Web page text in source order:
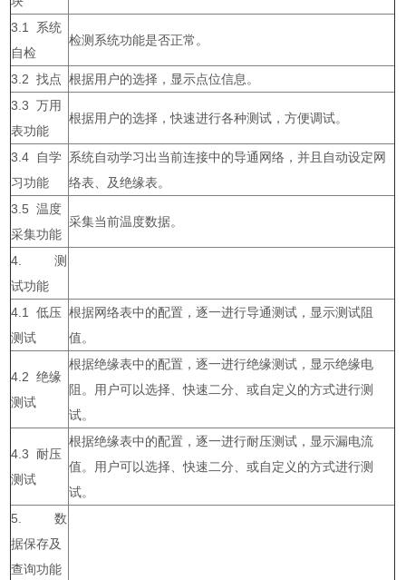
3.1 系统
自检
检测系统功能是否正常。
3.2 找点 根据用户的选择，显示点位信息。
3.3 万用
表功能
根据用户的选择，快速进行各种测试，方便调试。
3.4 自学
习功能
系统自动学习出当前连接中的导通网络，并且自动设定网
络表、及绝缘表。
3.5 温度
采集功能
采集当前温度数据。
4. 测
试功能
4.1 低压
测试
根据网络表中的配置，逐一进行导通测试，显示测试阻
值。
4.2 绝缘
测试
根据绝缘表中的配置，逐一进行绝缘测试，显示绝缘电
阻。用户可以选择、快速二分、或自定义的方式进行测
试。
4.3 耐压
测试
根据绝缘表中的配置，逐一进行耐压测试，显示漏电流
值。用户可以选择、快速二分、或自定义的方式进行测
试。
5. 数
据保存及
查询功能